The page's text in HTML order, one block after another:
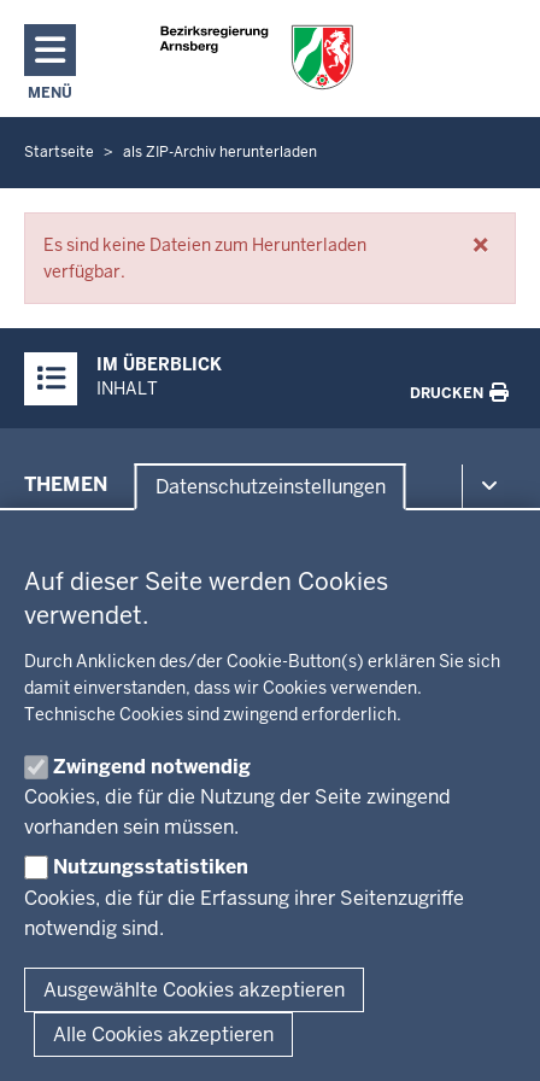
Datenschutzeinstellungen
Auf dieser Seite werden Cookies
verwendet.
Durch Anklicken des/der Cookie-Button(s) erklären Sie sich
damit einverstanden, dass wir Cookies verwenden.
Technische Cookies sind zwingend erforderlich.
Zwingend notwendig
Cookies, die für die Nutzung der Seite zwingend
vorhanden sein müssen.
Nutzungsstatistiken
Cookies, die für die Erfassung ihrer Seitenzugriffe
notwendig sind.
Ausgewählte Cookies akzeptieren
Alle Cookies akzeptieren
Direkt zum Inhalt
MENÜ
NAVIGATION AKTIVIEREN/DEAKTIVIEREN: HAUPTMENÜ
S
i
e
f
e
s
i
h
h
e
r
Startseite als ZIP-Archiv herunterladen
×
Fehlermeldungen
Es sind keine Dateien zum Herunterladen
verfügbar.
Inhalte
IM ÜBERBLICK
INHALT
DRUCKEN
THEMEN
Energie, Bergbau
Kultur, Sport
Recht, Ordnung
Integration, Migration
BEZIRKSREGIERUNG
Behördenleitung
Wir über uns
Regierungsbezirk
KARRIERE
Stellenausschreibungen
Pressestelle
Social Media
BEKANNTMACHUNGEN
Amtsblatt
Fußzeile
Impressum Datenschutz Barrierefreiheit